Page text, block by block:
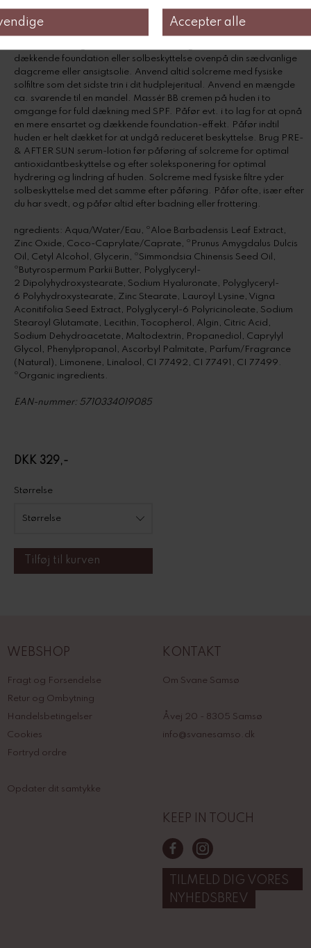
citrusfrugter, mynte og lavendel
dækkende foundation eller solbeskyttelse ovenpå din sædvanlige
dagcreme eller ansigtsolie. Anvend altid solcreme med fysiske
solfiltre som det sidste trin i dit hudplejeritual. Anvend en mængde
ca. svarende til en mandel. Massér BB cremen på huden i to
omgange for fuld dækning med SPF. Påfør evt. i to lag for at opnå
en mere ensartet og dækkende foundation-effekt. Påfør indtil
huden er helt dækket for at undgå reduceret beskyttelse. Brug PRE-
& AFTER SUN serum-lotion før påføring af solcreme for optimal
antioxidantbeskyttelse og efter soleksponering for optimal
hydrering og lindring af huden. Solcreme med fysiske filtre yder
solbeskyttelse med det samme efter påføring. Påfør ofte, især efter
du har svedt, og påfør altid efter badning eller frottering.
ngredients: Aqua/Water/Eau, ºAloe Barbadensis Leaf Extract,
Zinc Oxide, Coco-Caprylate/Caprate, ºPrunus Amygdalus Dulcis
Oil, Cetyl Alcohol, Glycerin, ºSimmondsia Chinensis Seed Oil,
ºButyrospermum Parkii Butter, Polyglyceryl-
2 Dipolyhydroxystearate, Sodium Hyaluronate, Polyglyceryl-
6 Polyhydroxystearate, Zinc Stearate, Lauroyl Lysine, Vigna
Aconitifolia Seed Extract, Polyglyceryl-6 Polyricinoleate, Sodium
Stearoyl Glutamate, Lecithin, Tocopherol, Algin, Citric Acid,
Sodium Dehydroacetate, Maltodextrin, Propanediol, Caprylyl
Glycol, Phenylpropanol, Ascorbyl Palmitate, Parfum/Fragrance
(Natural), Limonene, Linalool, CI 77492, CI 77491, CI 77499.
ºOrganic ingredients.
EAN-nummer: 5710334019085
DKK 329,-
Størrelse
WEBSHOP
Fragt og Forsendelse
Retur og Ombytning
Handelsbetingelser
Cookies
Fortryd ordre
Opdater dit samtykke
KONTAKT
Om Svane Samsø
Åvej 20 - 8305 Samsø
info@svanesamso.dk
KEEP IN TOUCH
TILMELD DIG VORES
NYHEDSBREV